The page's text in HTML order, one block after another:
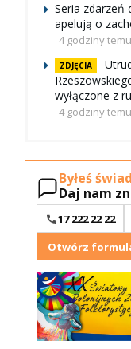
Seria zdarzeń
apelują o
4 godziny temu
ZDJĘCIA
wyłączone z
4 godziny temu
Byłeś
Daj nam
17 222 22 22
Otwórz